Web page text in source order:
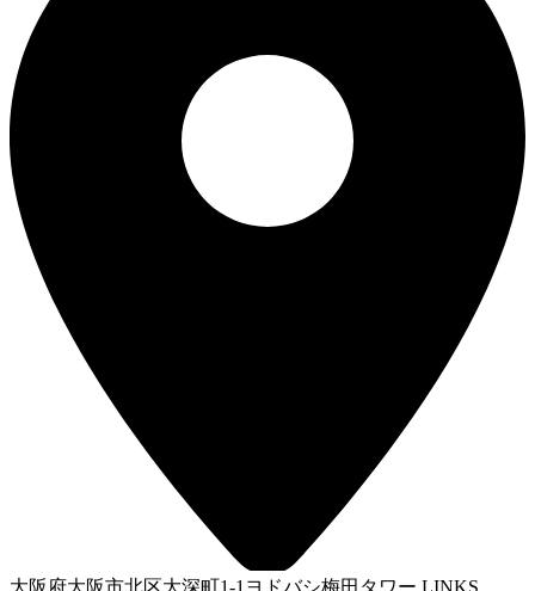
大阪府大阪市北区大深町1-1ヨドバシ梅田タワー LINKS